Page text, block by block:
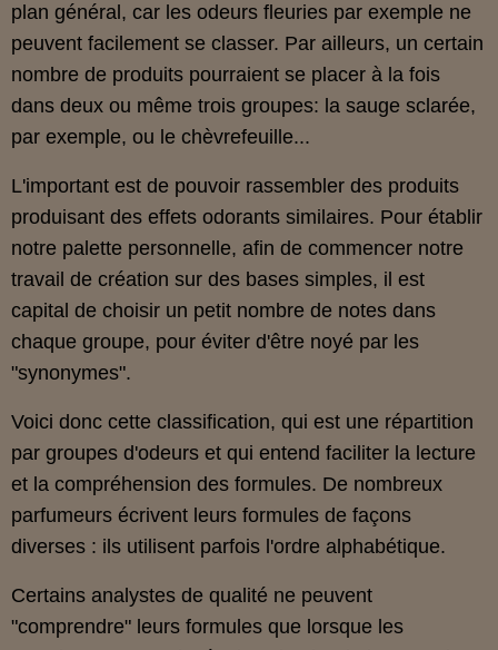
plan général, car les odeurs fleuries par exemple ne
peuvent facilement se classer. Par ailleurs, un certain
nombre de produits pourraient se placer à la fois
dans deux ou même trois groupes: la sauge sclarée,
par exemple, ou le chèvrefeuille...
L'important est de pouvoir rassembler des produits
produisant des effets odorants similaires. Pour établir
notre palette personnelle, afin de commencer notre
travail de création sur des bases simples, il est
capital de choisir un petit nombre de notes dans
chaque groupe, pour éviter d'être noyé par les
"synonymes".
Voici donc cette classification, qui est une répartition
par groupes d'odeurs et qui entend faciliter la lecture
et la compréhension des formules. De nombreux
parfumeurs écrivent leurs formules de façons
diverses : ils utilisent parfois l'ordre alphabétique.
Certains analystes de qualité ne peuvent
"comprendre" leurs formules que lorsque les